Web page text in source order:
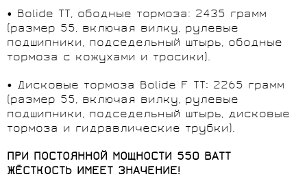
• Bolide TT, ободные тормоза: 2435 грамм
(размер 55, включая вилку, рулевые
подшипники, подседельный штырь, ободные
тормоза с кожухами и тросики).
• Дисковые тормоза Bolide F TT: 2265 грамм
(размер 55, включая вилку, рулевые
подшипники, подседельный штырь, дисковые
тормоза и гидравлические трубки).
ПРИ ПОСТОЯННОЙ МОЩНОСТИ 550 ВАТТ
ЖЁСТКОСТЬ ИМЕЕТ ЗНАЧЕНИЕ!